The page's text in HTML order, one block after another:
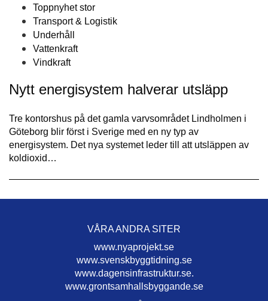
Toppnyhet stor
Transport & Logistik
Underhåll
Vattenkraft
Vindkraft
Nytt energisystem halverar utsläpp
Tre kontorshus på det gamla varvsområdet Lindholmen i
Göteborg blir först i Sverige med en ny typ av
energisystem. Det nya systemet leder till att utsläppen av
koldioxid…
VÅRA ANDRA SITER
www.nyaprojekt.se
www.svenskbyggtidning.se
www.dagensinfrastruktur.se.
www.grontsamhallsbyggande.se